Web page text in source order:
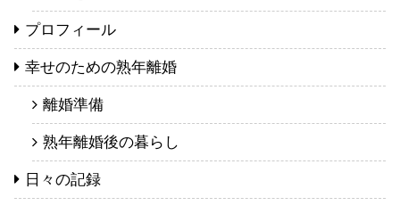
プロフィール
幸せのための熟年離婚
離婚準備
熟年離婚後の暮らし
日々の記録